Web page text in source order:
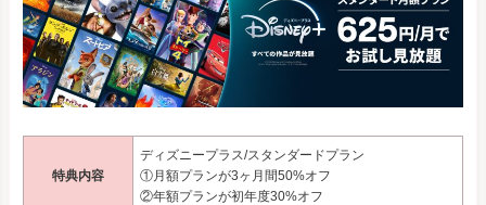
特典内容
ディズニープラス/スタンダードプラン
①月額プランが3ヶ月間50%オフ
②年額プランが初年度30%オフ